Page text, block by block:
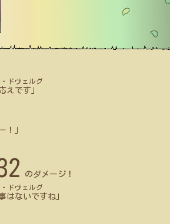
ドヴェルグ
えです」
！」
のダメージ！
ドヴェルグ
はないですね」